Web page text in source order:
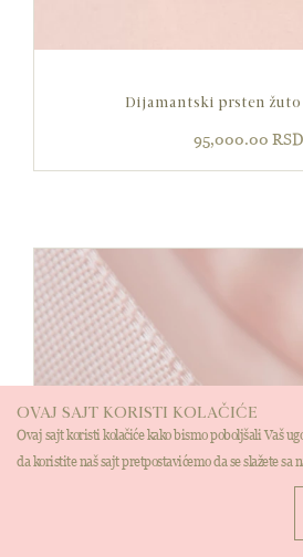
Dijamantski prsten žuto
95,000.00 RSD
OVAJ SAJT KORISTI KOLAČIĆE
Ovaj sajt koristi kolačiće kako bismo poboljšali Vaš
da koristite naš sajt pretpostavićemo da se slažete